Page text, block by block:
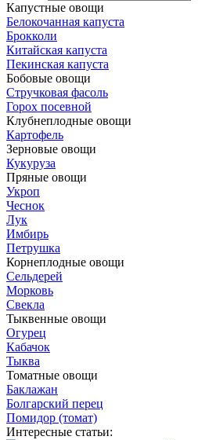
Капустные овощи
Белокочанная капуста
Брокколи
Китайская капуста
Пекинская капуста
Бобовые овощи
Стручковая фасоль
Горох посевной
Клубнеплодные овощи
Картофель
Зерновые овощи
Кукуруза
Пряные овощи
Укроп
Чеснок
Лук
Имбирь
Петрушка
Корнеплодные овощи
Сельдерей
Морковь
Свекла
Тыквенные овощи
Огурец
Кабачок
Тыква
Томатные овощи
Баклажан
Болгарский перец
Помидор (томат)
Интересные статьи: